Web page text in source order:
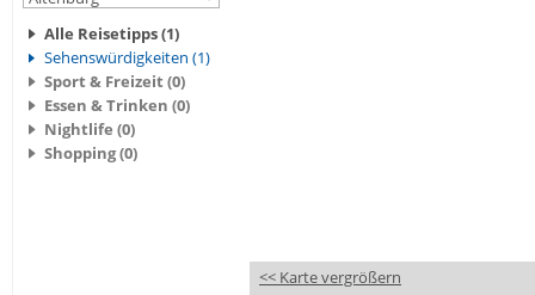
Alle Reisetipps (1)
Sehenswürdigkeiten (1)
Sport & Freizeit (0)
Essen & Trinken (0)
Nightlife (0)
Shopping (0)
<< Karte vergrößern